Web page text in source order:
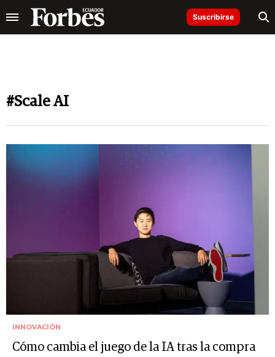
Suscribirse
#Scale AI
INNOVACIÓN
Cómo cambia el juego de la IA tras la compra